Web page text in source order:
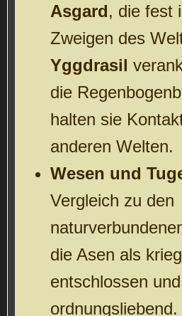
Asgard, die fest
Zweigen des
Yggdrasil
die
halten sie
anderen Welten.
Wesen und
Vergleich zu den
die Asen als
entschlossen und